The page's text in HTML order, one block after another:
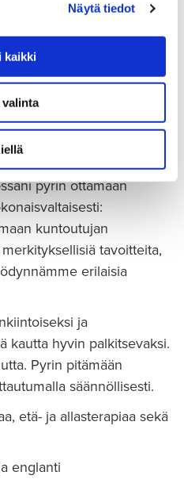
Näytä tiedot
kaikki
valinta
tuki- ja
tein töitä sekä
Nopeasti huomasin
yksityisellä puolella,
vaikuttamaan ja
pyrin ottamaan
kuntoutujan
tavoitteita,
erilaisia
ja
kautta hyvin palkitsevaksi.
Pyrin pitämään
säännöllisesti.
etä- ja allasterapiaa sekä
englanti